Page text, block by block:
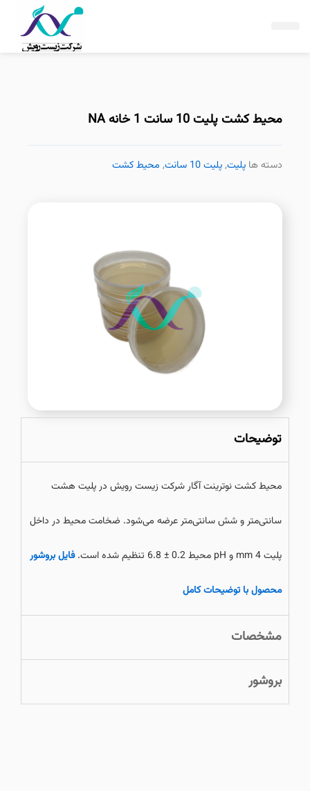
محیط کشت پلیت 10 سانت 1 خانه NA
دسته ها پلیت,پلیت 10 سانت , محیط کشت
توضیحات
محیط کشت نوترینت آگار شرکت زیست رویش در پلیت هشت
سانتی‌متر و شش سانتی‌متر عرضه می‌شود. ضخامت محیط در داخل
پلیت mm 4 و pH محیط 0.2 ± 6.8 تنظیم شده است. فایل بروشور
محصول با توضیحات کامل
مشخصات
بروشور